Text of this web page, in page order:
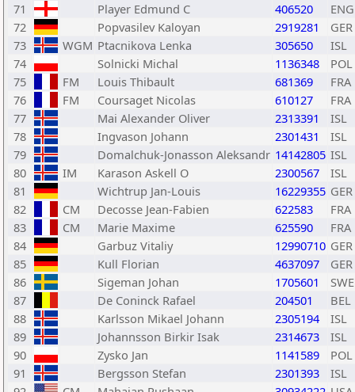
71
Player Edmund C 406520
ENG
72
Popvasilev Kaloyan 2919281
GER
73
WGM Ptacnikova Lenka 305650
ISL
74
Solnicki Michal 1136348
POL
75
FM Louis Thibault 681369
FRA
76
FM Coursaget Nicolas 610127
FRA
77
Mai Alexander Oliver 2313391
ISL
78
Ingvason Johann 2301431
ISL
79
Domalchuk-Jonasson Aleksandr 14142805 ISL
80
IM Karason Askell O 2300567
ISL
81
Wichtrup Jan-Louis 16229355 GER
82
CM Decosse Jean-Fabien 622583
FRA
83
CM Marie Maxime 625590
FRA
84
Garbuz Vitaliy 12990710 GER
85
Kull Florian 4637097
GER
86
Sigeman Johan 1705601
SWE
87
De Coninck Rafael 204501
BEL
88
Karlsson Mikael Johann 2305194
ISL
89
Johannsson Birkir Isak 2314673
ISL
90
Zysko Jan 1141589
POL
91
Bergsson Stefan 2301393
ISL